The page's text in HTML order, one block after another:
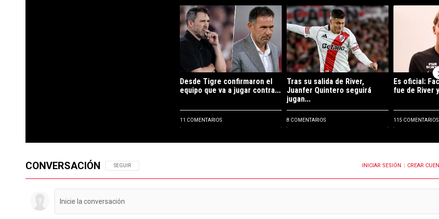
Un artículo de tendencia con el título "Desde Tigre confirmaron el equipo que va a
Desde Tigre confirmaron el
equipo que va a jugar contra...
11 COMENTARIOS
Un artículo de tendencia con el título "Tras su
Tras su salida de River,
Juanfer Quintero seguirá
jugan...
8 COMENTARIOS
Un artículo
Es oficial:
fue de River
115 COMENTARIOS
CONVERSACIÓN SIGA ESTA CONVERSACIÓN PARA RECIBIR NOTIFICACIONES CUANDO SE PUBLIQUEN NUEVOS COMENTARIOS
SEGUIR INICIAR SESIÓN CREAR